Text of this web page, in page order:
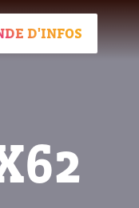
D'INFOS